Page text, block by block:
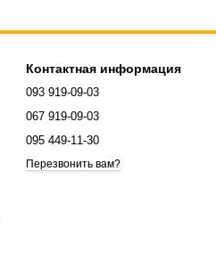
Контактная информация
093 919-09-03
067 919-09-03
095 449-11-30
Перезвонить вам?